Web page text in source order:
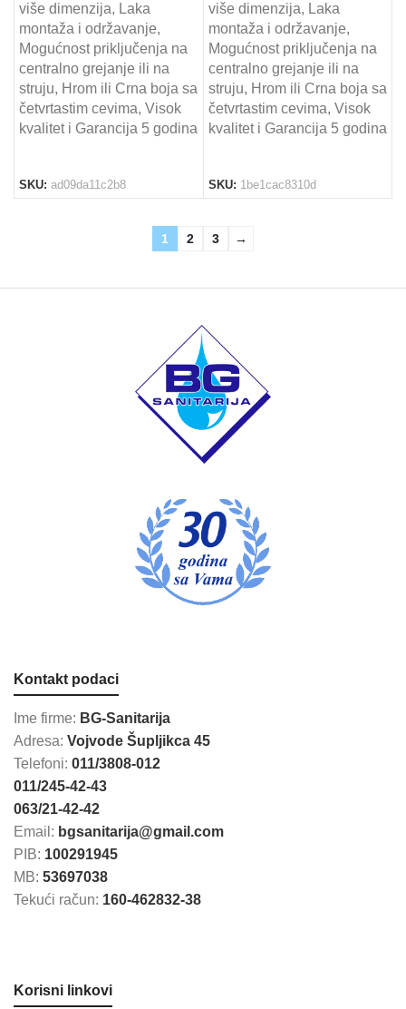
više dimenzija, Laka
montaža i održavanje,
Mogućnost priključenja na
centralno grejanje ili na
struju, Hrom ili Crna boja sa
četvrtastim cevima, Visok
kvalitet i Garancija 5 godina
SKU: ad09da11c2b8
više dimenzija, Laka
montaža i održavanje,
Mogućnost priključenja na
centralno grejanje ili na
struju, Hrom ili Crna boja sa
četvrtastim cevima, Visok
kvalitet i Garancija 5 godina
SKU: 1be1cac8310d
1 2 3 →
Kontakt podaci
Ime firme: BG-Sanitarija
Adresa: Vojvode Šupljikca 45
Telefoni: 011/3808-012
011/245-42-43
063/21-42-42
Email: bgsanitarija@gmail.com
PIB: 100291945
MB: 53697038
Tekući račun: 160-462832-38
Korisni linkovi